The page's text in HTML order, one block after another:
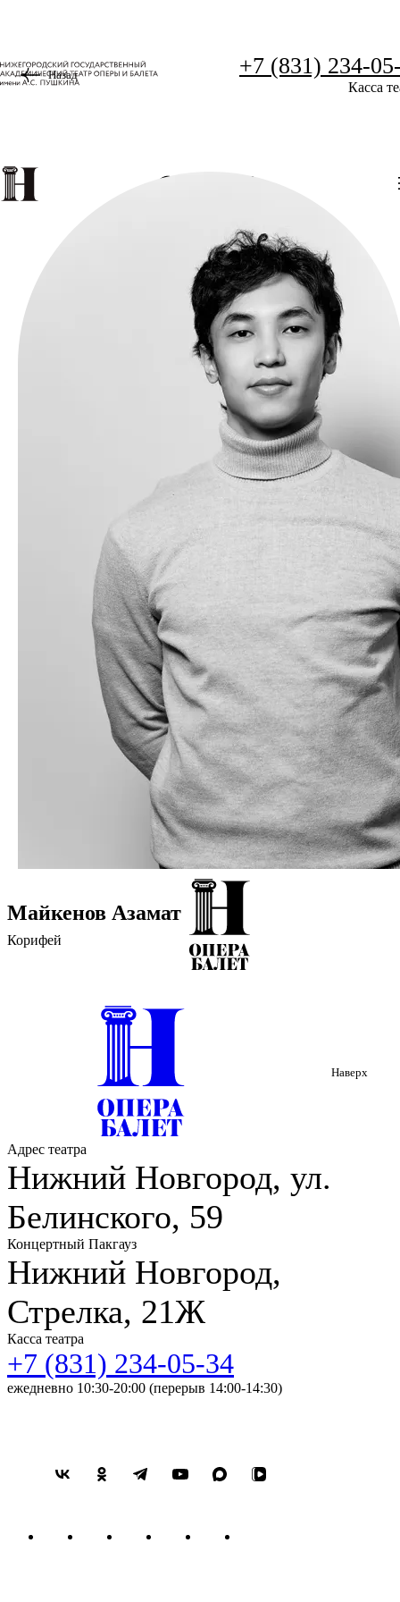
+7 (831) 234-
Касса
Назад
Майкенов Азамат
Корифей
Наверх
Адрес театра
Нижний Новгород, ул.
Белинского, 59
Концертный Пакгауз
Нижний Новгород,
Стрелка, 21Ж
Касса театра
+7 (831) 234-05-34
ежедневно 10:30-20:00 (перерыв 14:00-14:30)